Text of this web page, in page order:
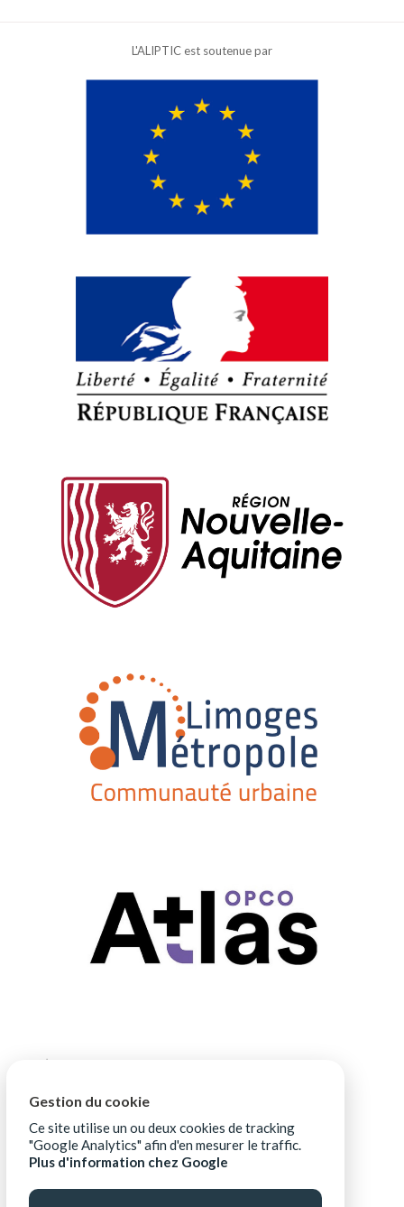
L'ALIPTIC est soutenue par
Gestion du cookie
Ce site utilise un ou deux cookies de tracking
"Google Analytics" afin d'en mesurer le traffic.
Plus d'information chez Google